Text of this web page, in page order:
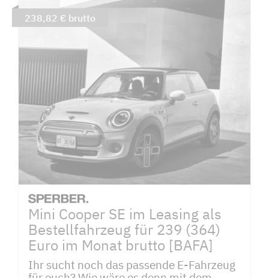
Mini Cooper SE im Leasing als
Bestellfahrzeug für 239 (364)
Euro im Monat brutto [BAFA]
Ihr sucht noch das passende E-Fahrzeug
238,82 € brutto